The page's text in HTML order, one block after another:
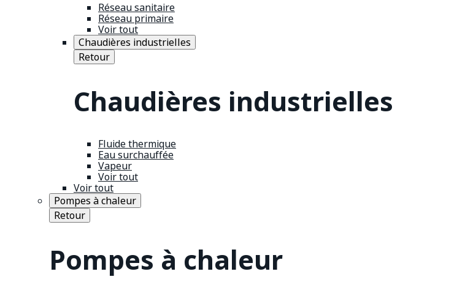
Réseau sanitaire
Réseau primaire
Voir tout
Chaudières industrielles
Retour
Chaudières industrielles
Fluide thermique
Eau surchauffée
Vapeur
Voir tout
Voir tout
Pompes à chaleur
Retour
Pompes à chaleur